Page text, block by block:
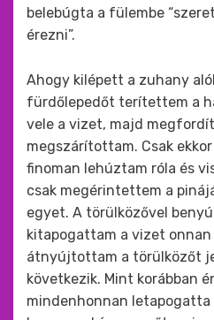
belebúgta a fülembe
érezni”.
Ahogy kilépett a zuhany
fürdőlepedőt terítettem a
vele a vizet, majd
megszárítottam. Csak
finoman lehúztam róla és
csak megérintettem a
egyet. A törülközővel
kitapogattam a vizet
átnyújtottam a törülközőt
következik. Mint korábban
mindenhonnan